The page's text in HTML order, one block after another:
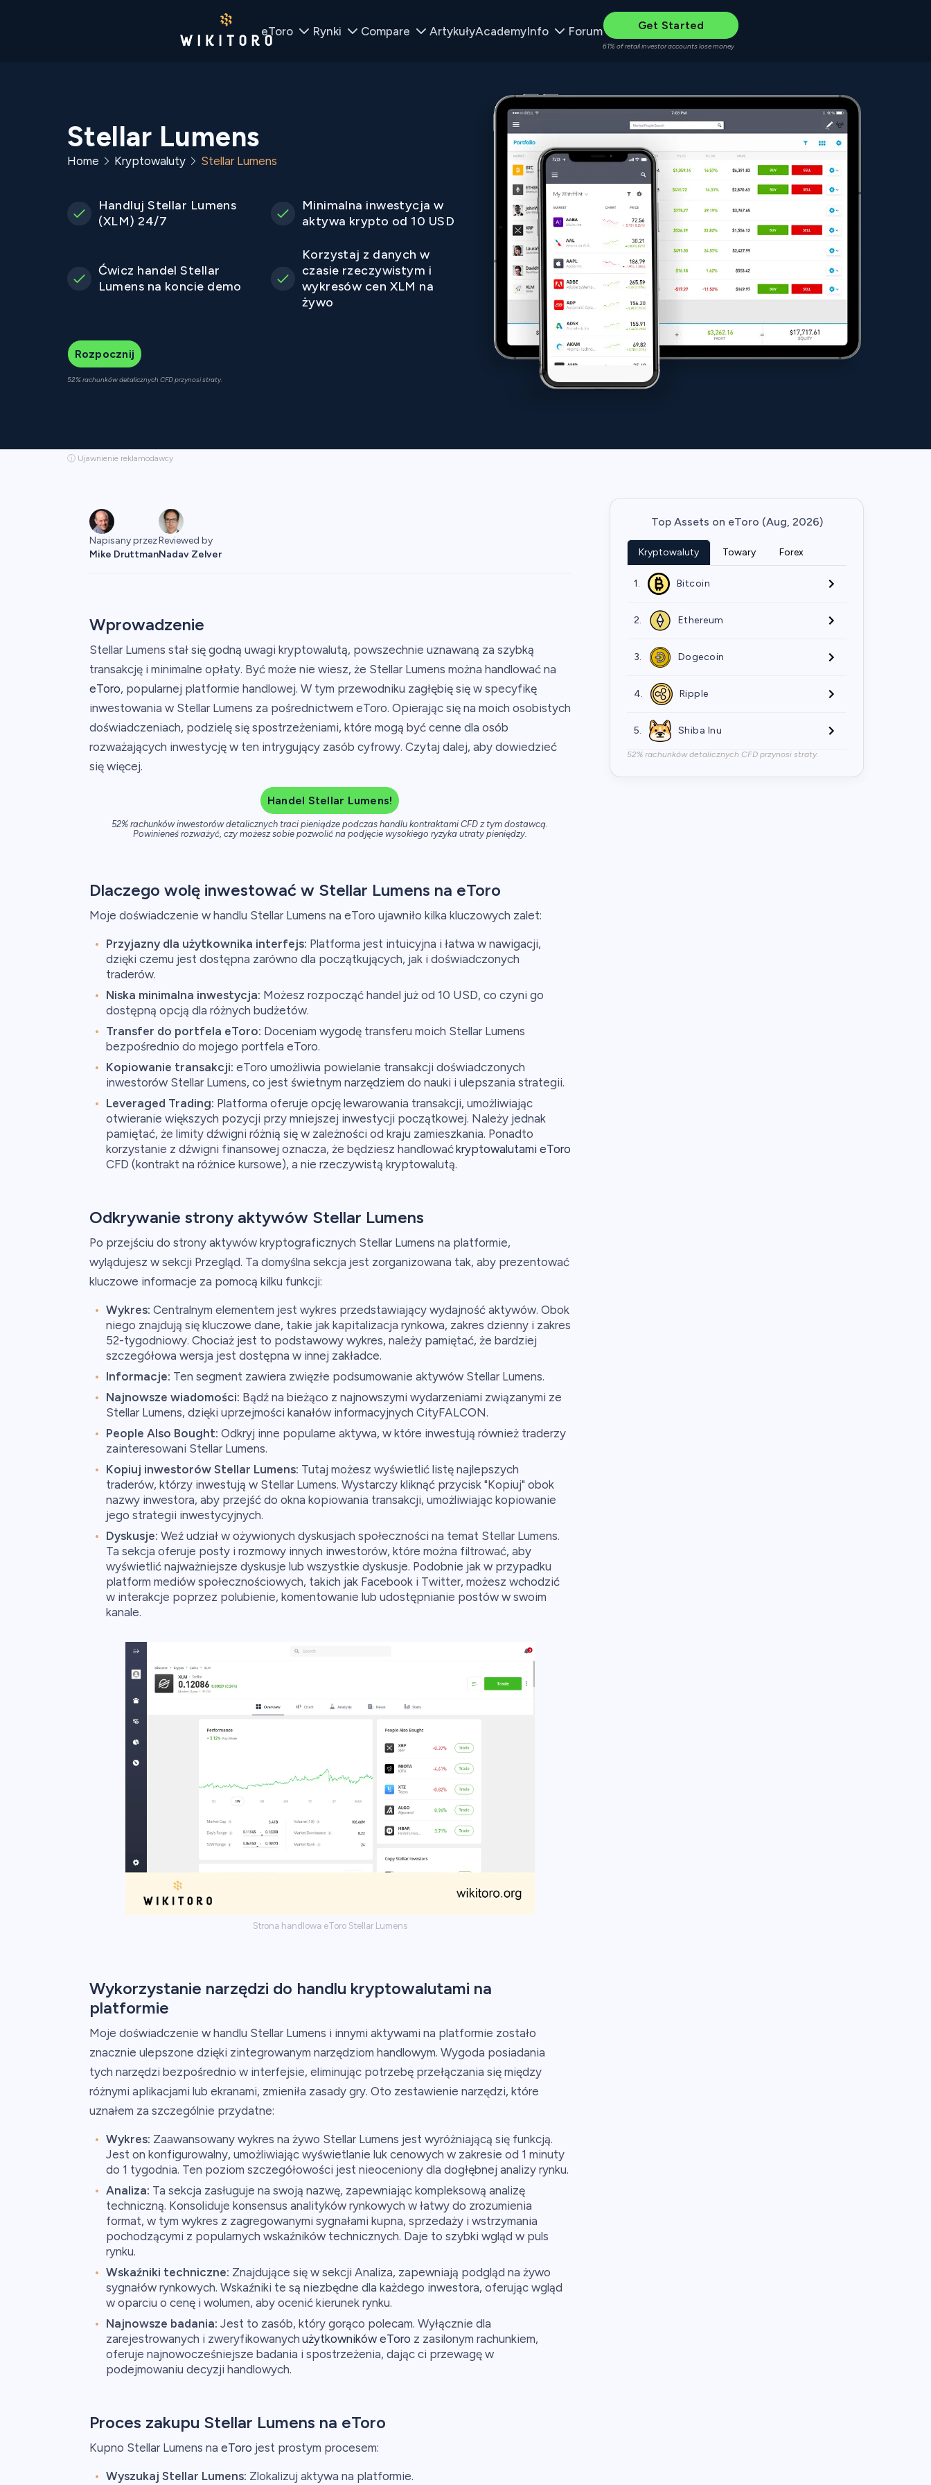
eToro Rynki Compare ArtykułyAcademyInfo Forum Get Started
61% of retail investor accounts lose money
Stellar Lumens
Home Kryptowaluty Stellar Lumens
Handluj Stellar Lumens
(XLM) 24/7
Minimalna inwestycja w
aktywa krypto od 10 USD
Ćwicz handel Stellar
Lumens na koncie demo
Korzystaj z danych w
czasie rzeczywistym i
wykresów cen XLM na
żywo
Rozpocznij
52% rachunków detalicznych CFD przynosi straty.
ⓘ Ujawnienie reklamodawcy
Napisany przez
Mike Druttman
Reviewed by
Nadav Zelver
Wprowadzenie
Stellar Lumens stał się godną uwagi kryptowalutą, powszechnie uznawaną za szybką
transakcję i minimalne opłaty. Być może nie wiesz, że Stellar Lumens można handlować na
eToro, popularnej platformie handlowej. W tym przewodniku zagłębię się w specyfikę
inwestowania w Stellar Lumens za pośrednictwem eToro. Opierając się na moich osobistych
doświadczeniach, podzielę się spostrzeżeniami, które mogą być cenne dla osób
rozważających inwestycję w ten intrygujący zasób cyfrowy. Czytaj dalej, aby dowiedzieć
się więcej.
Handel Stellar Lumens!
52% rachunków inwestorów detalicznych traci pieniądze podczas handlu kontraktami CFD z tym dostawcą.
Powinieneś rozważyć, czy możesz sobie pozwolić na podjęcie wysokiego ryzyka utraty pieniędzy.
Dlaczego wolę inwestować w Stellar Lumens na eToro
Moje doświadczenie w handlu Stellar Lumens na eToro ujawniło kilka kluczowych zalet:
Przyjazny dla użytkownika interfejs: Platforma jest intuicyjna i łatwa w nawigacji,
dzięki czemu jest dostępna zarówno dla początkujących, jak i doświadczonych
traderów.
Niska minimalna inwestycja: Możesz rozpocząć handel już od 10 USD, co czyni go
dostępną opcją dla różnych budżetów.
Transfer do portfela eToro: Doceniam wygodę transferu moich Stellar Lumens
bezpośrednio do mojego portfela eToro.
Kopiowanie transakcji: eToro umożliwia powielanie transakcji doświadczonych
inwestorów Stellar Lumens, co jest świetnym narzędziem do nauki i ulepszania strategii.
Leveraged Trading: Platforma oferuje opcję lewarowania transakcji, umożliwiając
otwieranie większych pozycji przy mniejszej inwestycji początkowej. Należy jednak
pamiętać, że limity dźwigni różnią się w zależności od kraju zamieszkania. Ponadto
korzystanie z dźwigni finansowej oznacza, że będziesz handlowaćkryptowalutami eToro
CFD (kontrakt na różnice kursowe), a nie rzeczywistą kryptowalutą.
Odkrywanie strony aktywów Stellar Lumens
Po przejściu do strony aktywów kryptograficznych Stellar Lumens na platformie,
wylądujesz w sekcji Przegląd. Ta domyślna sekcja jest zorganizowana tak, aby prezentować
kluczowe informacje za pomocą kilku funkcji:
Wykres: Centralnym elementem jest wykres przedstawiający wydajność aktywów. Obok
niego znajdują się kluczowe dane, takie jak kapitalizacja rynkowa, zakres dzienny i zakres
52-tygodniowy. Chociaż jest to podstawowy wykres, należy pamiętać, że bardziej
szczegółowa wersja jest dostępna w innej zakładce.
Informacje: Ten segment zawiera zwięzłe podsumowanie aktywów Stellar Lumens.
Najnowsze wiadomości: Bądź na bieżąco z najnowszymi wydarzeniami związanymi ze
Stellar Lumens, dzięki uprzejmości kanałów informacyjnych CityFALCON.
People Also Bought: Odkryj inne popularne aktywa, w które inwestują również traderzy
zainteresowani Stellar Lumens.
Kopiuj inwestorów Stellar Lumens: Tutaj możesz wyświetlić listę najlepszych
traderów, którzy inwestują w Stellar Lumens. Wystarczy kliknąć przycisk "Kopiuj" obok
nazwy inwestora, aby przejść do okna kopiowania transakcji, umożliwiając kopiowanie
jego strategii inwestycyjnych.
Dyskusje: Weź udział w ożywionych dyskusjach społeczności na temat Stellar Lumens.
Ta sekcja oferuje posty i rozmowy innych inwestorów, które można filtrować, aby
wyświetlić najważniejsze dyskusje lub wszystkie dyskusje. Podobnie jak w przypadku
platform mediów społecznościowych, takich jak Facebook i Twitter, możesz wchodzić
w interakcje poprzez polubienie, komentowanie lub udostępnianie postów w swoim
kanale.
Strona handlowa eToro Stellar Lumens
Wykorzystanie narzędzi do handlu kryptowalutami na
platformie
Moje doświadczenie w handlu Stellar Lumens i innymi aktywami na platformie zostało
znacznie ulepszone dzięki zintegrowanym narzędziom handlowym. Wygoda posiadania
tych narzędzi bezpośrednio w interfejsie, eliminując potrzebę przełączania się między
różnymi aplikacjami lub ekranami, zmieniła zasady gry. Oto zestawienie narzędzi, które
uznałem za szczególnie przydatne:
Wykres: Zaawansowany wykres na żywo Stellar Lumens jest wyróżniającą się funkcją.
Jest on konfigurowalny, umożliwiając wyświetlanie luk cenowych w zakresie od 1 minuty
do 1 tygodnia. Ten poziom szczegółowości jest nieoceniony dla dogłębnej analizy rynku.
Analiza: Ta sekcja zasługuje na swoją nazwę, zapewniając kompleksową analizę
techniczną. Konsoliduje konsensus analityków rynkowych w łatwy do zrozumienia
format, w tym wykres z zagregowanymi sygnałami kupna, sprzedaży i wstrzymania
pochodzącymi z popularnych wskaźników technicznych. Daje to szybki wgląd w puls
rynku.
Wskaźniki techniczne: Znajdujące się w sekcji Analiza, zapewniają podgląd na żywo
sygnałów rynkowych. Wskaźniki te są niezbędne dla każdego inwestora, oferując wgląd
w oparciu o cenę i wolumen, aby ocenić kierunek rynku.
Najnowsze badania: Jest to zasób, który gorąco polecam. Wyłącznie dla
zarejestrowanych i zweryfikowanychużytkowników eToro z zasilonym rachunkiem,
oferuje najnowocześniejsze badania i spostrzeżenia, dając ci przewagę w
podejmowaniu decyzji handlowych.
Proces zakupu Stellar Lumens na eToro
Kupno Stellar Lumens na eToro jest prostym procesem:
Wyszukaj Stellar Lumens: Zlokalizuj aktywa na platformie.
Top Assets on eToro (Aug, 2026)
Kryptowaluty Towary Forex
1. Bitcoin
2. Ethereum
3. Dogecoin
4. Ripple
5. Shiba Inu
52% rachunków detalicznych CFD przynosi straty.